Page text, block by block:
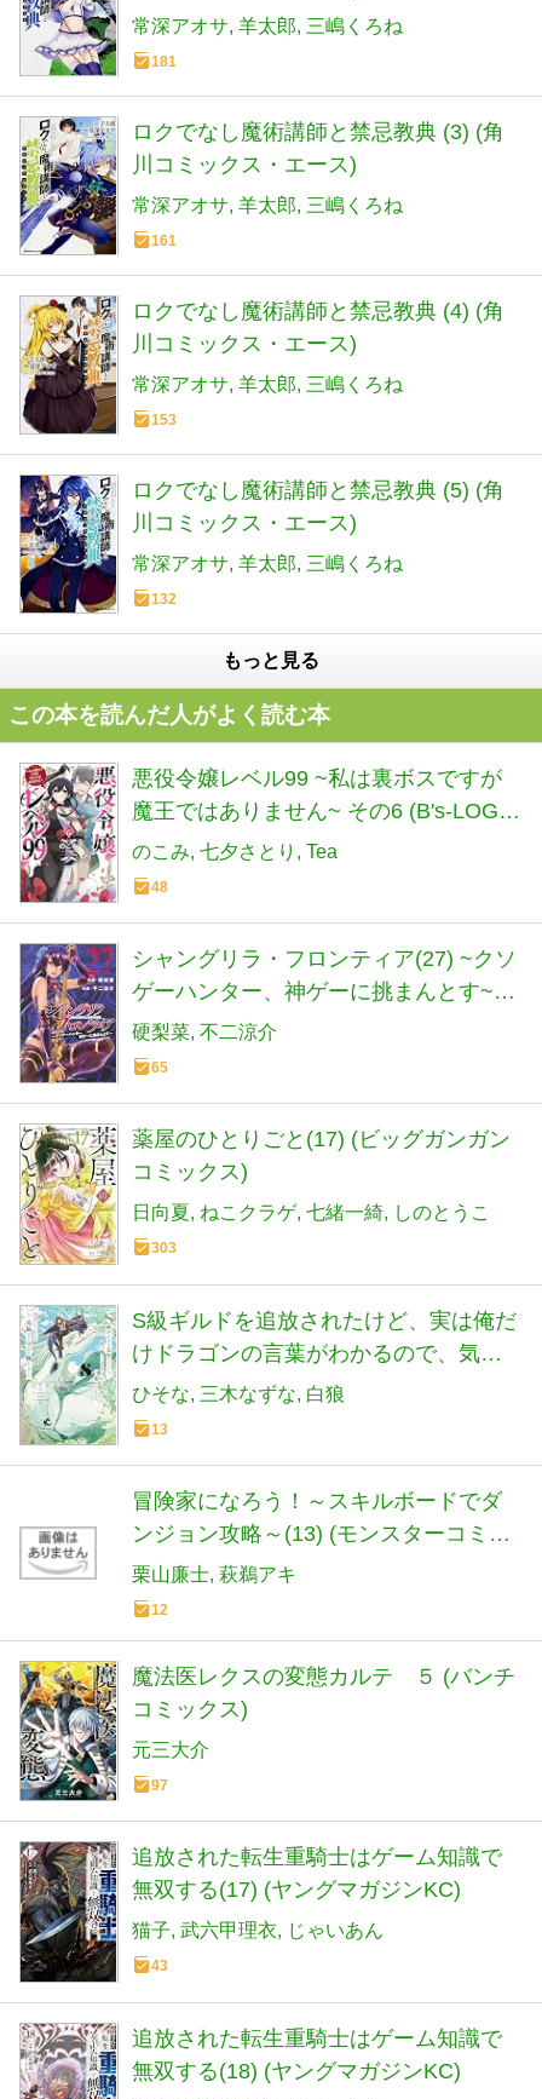
常深アオサ 羊太郎 三嶋くろね
181
ロクでなし魔術講師と禁忌教典 (3) (角
川コミックス・エース)
常深アオサ 羊太郎 三嶋くろね
161
ロクでなし魔術講師と禁忌教典 (4) (角
川コミックス・エース)
常深アオサ 羊太郎 三嶋くろね
153
ロクでなし魔術講師と禁忌教典 (5) (角
川コミックス・エース)
常深アオサ 羊太郎 三嶋くろね
132
もっと見る
この本を読んだ人がよく読む本
悪役令嬢レベル99 ~私は裏ボスですが
魔王ではありません~ その6 (B's-LOG
COMICS)
のこみ 七夕さとり Tea
48
シャングリラ・フロンティア(27) ~クソ
ゲーハンター、神ゲーに挑まんとす~
(KCデラックス)
硬梨菜 不二涼介
65
薬屋のひとりごと(17) (ビッグガンガン
コミックス)
日向夏 ねこクラゲ 七緒一綺 しのとうこ
303
S級ギルドを追放されたけど、実は俺だ
けドラゴンの言葉がわかるので、気付
いたときには竜騎士の頂点を極めてま
した。 8 (電撃コミックスNEXT)
ひそな 三木なずな 白狼
13
冒険家になろう！～スキルボードでダ
ンジョン攻略～(13) (モンスターコミッ
クス)
栗山廉士 萩鵜アキ
12
魔法医レクスの変態カルテ ５ (バンチ
コミックス)
元三大介
97
追放された転生重騎士はゲーム知識で
無双する(17) (ヤングマガジンKC)
猫子 武六甲理衣 じゃいあん
43
追放された転生重騎士はゲーム知識で
無双する(18) (ヤングマガジンKC)